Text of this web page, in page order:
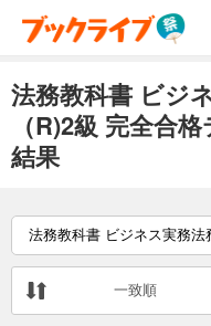
法務教科書 ビジ
（R)2級 完全合
結果
一致順